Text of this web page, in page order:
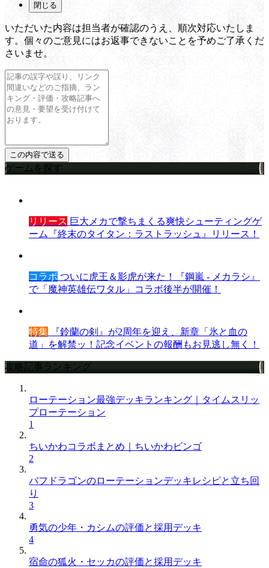
閉じる
いただいた内容は担当者が確認のうえ、順次対応いたしま
す。個々のご意見にはお返事できないことを予めご了承くだ
さいませ。
ゲームを探す
リリース 巨大メカで撃ちまくる爽快シューティングゲ
ーム『終末のタイタン：ラストラッシュ』リリース！
コラボ ついに虎王＆影虎が来た！『鋼嵐 - メカラシ』
で「魔神英雄伝ワタル」コラボ後半が開催！
特集 『鈴蘭の剣』が2周年を迎え、新章「氷と血の
道」を解禁ッ！記念イベントの報酬もお見逃し無く！
攻略記事ランキング
ローテーション最強デッキランキング｜タイムスリッ
プローテーション
1
ちいかわコラボまとめ｜ちいかわビンゴ
2
バフドラゴンのローテーションデッキレシピと立ち回
り
3
勇気の少年・カシムの評価と採用デッキ
4
宿命の狐火・セッカの評価と採用デッキ